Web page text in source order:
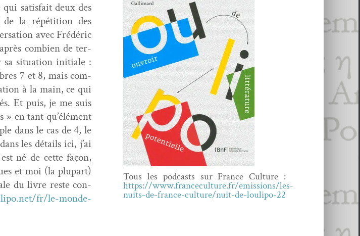
sat­is­fait deux des
la répéti­tion des
avec Frédéric
com­bi­en de ter­
sa sit­u­a­tion ini­tiale :
7 et 8, mais com­
à la main, ce qui
Et puis, je me suis
en tant qu’élément
dans le cas de 4, le
les détails ici, j’ai
né de cette façon,
et moi (la plu­part)
du livre reste con­
fr/le-monde-
Tous les pod­casts sur France Cul­ture :
https://www.franceculture.fr/emissions/les-
nuits-de-france-culture/nuit-de-loulipo-22